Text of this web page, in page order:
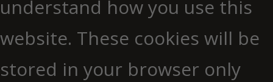
understand how you use this
website. These cookies will be
stored in your browser only